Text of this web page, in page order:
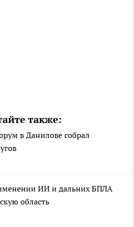
также:
в Данилове собрал
ИИ и дальних БПЛА
область